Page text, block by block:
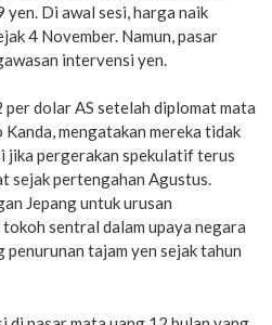
Di awal sesi, harga naik
4 November. Namun, pasar
intervensi yen.
dolar AS setelah diplomat mata
mengatakan mereka tidak
jika pergerakan spekulatif terus
sejak pertengahan Agustus.
Jepang untuk urusan
sentral dalam upaya negara
tajam yen sejak tahun